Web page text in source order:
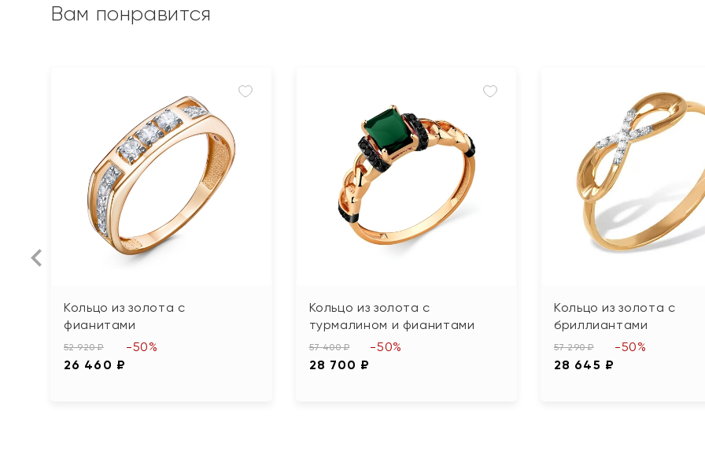
Вам понравится
Кольцо из золота с
фианитами
52 920 ₽
26 460 ₽
-50%
Кольцо из золота с
турмалином и фианитами
57 400 ₽
28 700 ₽
-50%
Кольцо из золота с
бриллиантами
57 290 ₽
28 645 ₽
-50%